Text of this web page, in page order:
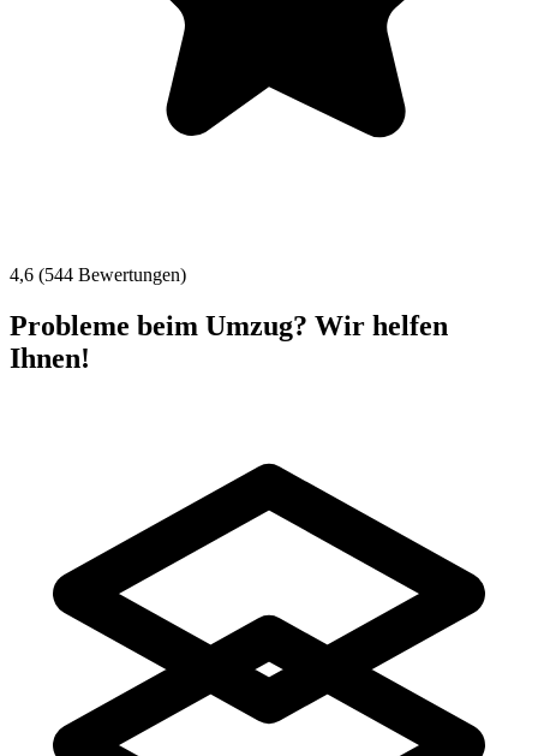
4,6 (544 Bewertungen)
Probleme beim Umzug? Wir helfen
Ihnen!